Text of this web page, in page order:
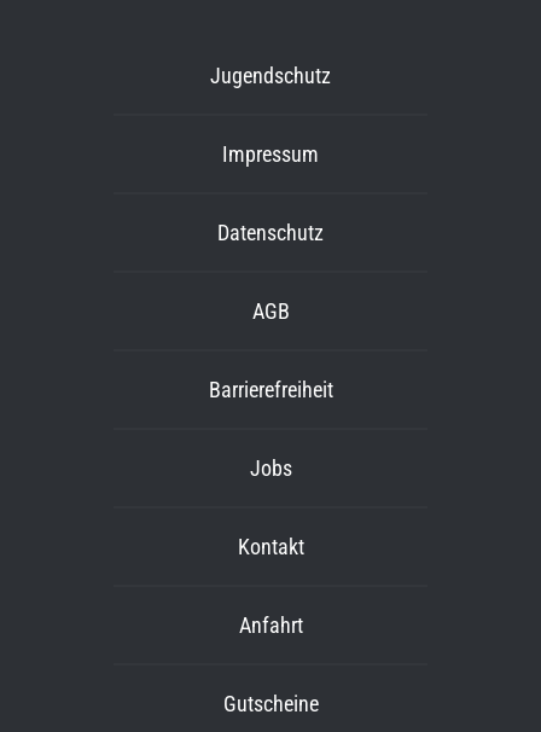
Jugendschutz
Impressum
Datenschutz
AGB
Barrierefreiheit
Jobs
Kontakt
Anfahrt
Gutscheine